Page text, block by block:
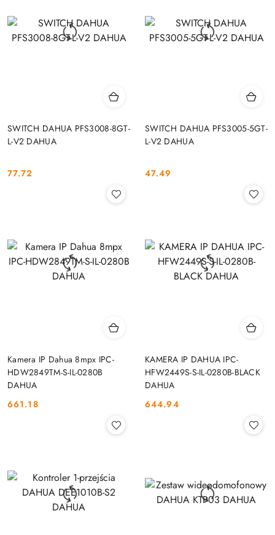
SWITCH DAHUA PFS3008-8GT-
L-V2 DAHUA
Cena:
77.72
SWITCH DAHUA PFS3005-5GT-
L-V2 DAHUA
Cena:
47.49
Kamera IP Dahua 8mpx IPC-
HDW2849TM-S-IL-0280B
DAHUA
Cena:
661.18
KAMERA IP DAHUA IPC-
HFW2449S-S-IL-0280B-BLACK
DAHUA
Cena:
644.94